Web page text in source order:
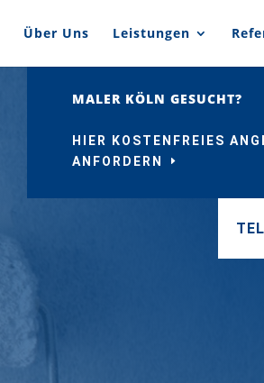
Über Uns Leistungen
MALER KÖLN GESUCHT?
HIER KOSTENFREIES
ANFORDERN